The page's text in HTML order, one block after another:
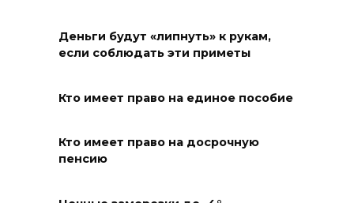
От Ростовской области в
полуфинал премии
проектов
Деньги будут «липнуть» к рукам,
если соблюдать эти приметы
Кто имеет право на единое пособие
Кто имеет право на досрочную
пенсию